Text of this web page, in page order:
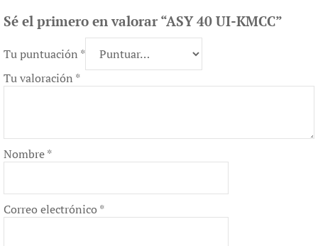
Sé el primero en valorar “ASY 40 UI-KMCC”
Tu puntuación *
Tu valoración *
Nombre*
Correo electrónico *